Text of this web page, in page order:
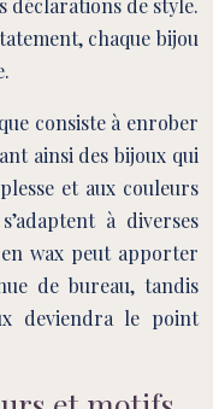
déclarations de style.
chaque bijou
consiste à enrober
ainsi des bijoux qui
et aux couleurs
à diverses
wax peut apporter
de bureau, tandis
deviendra le point